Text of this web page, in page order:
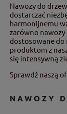
Nawozy do
dostarczać
harmonijnemu
zarówno nawozy
dostosowane do
produktom z
się intensywną
Sprawdź naszą
NAWOZY